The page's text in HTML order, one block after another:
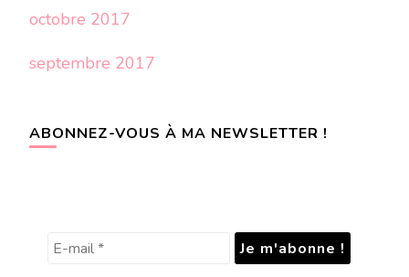
octobre 2017
septembre 2017
ABONNEZ-VOUS À MA NEWSLETTER !